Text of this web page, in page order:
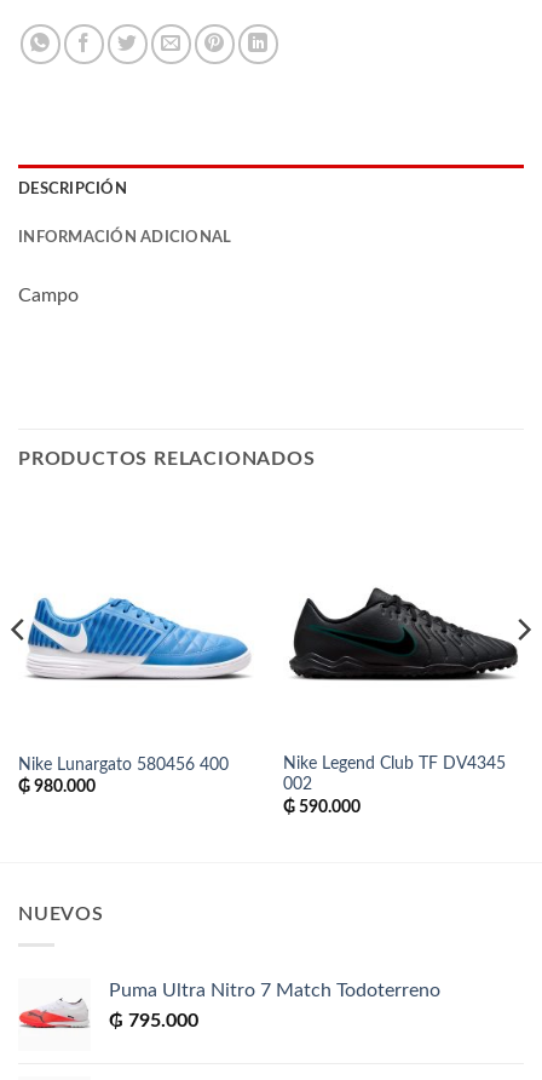
DESCRIPCIÓN
INFORMACIÓN ADICIONAL
Campo
PRODUCTOS RELACIONADOS
Nike Lunargato 580456 400
₲980.000
Nike Legend Club TF DV4345
002
₲590.000
NUEVOS
Puma Ultra Nitro 7 Match Todoterreno
₲ 795.000